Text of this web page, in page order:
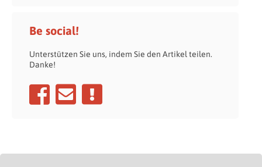
Be social!
Unterstützen Sie uns, indem Sie den Artikel teilen.
Danke!